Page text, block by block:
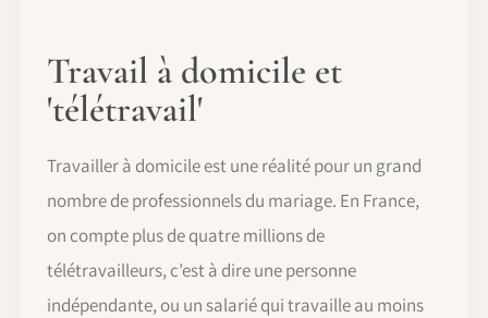
Travail à domicile et
'télétravail'
Travailler à domicile est une réalité pour un grand
nombre de professionnels du mariage. En France,
on compte plus de quatre millions de
télétravailleurs, c’est à dire une personne
indépendante, ou un salarié qui travaille au moins